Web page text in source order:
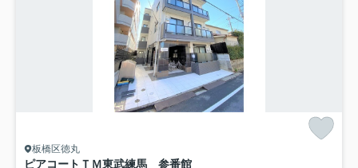
板橋区徳丸
ピアコートＴＭ東武練馬 参番館